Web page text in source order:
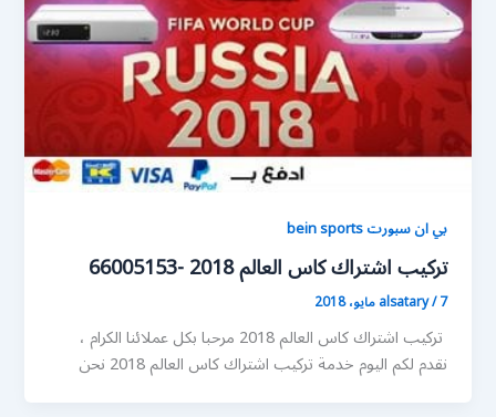
بي ان سبورت bein sports
تركيب اشتراك كاس العالم 2018 -66005153
alsatary/7 مايو، 2018
تركيب اشتراك كاس العالم 2018 مرحبا بكل عملائنا الكرام ،
نقدم لكم اليوم خدمة تركيب اشتراك كاس العالم 2018 نحن